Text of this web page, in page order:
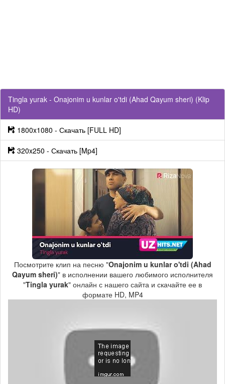
Tingla yurak - Onajonim u kunlar o'tdi (Ahad Qayum sheri) (Klip
HD)
1800x1080 - Скачать [FULL HD]
320x250 - Скачать [Mp4]
Посмотрите клип на песню "Onajonim u kunlar o'tdi (Ahad
Qayum sheri)" в исполнении вашего любимого исполнителя
"Tingla yurak" онлайн с нашего сайта и скачайте ее в
формате HD, MP4